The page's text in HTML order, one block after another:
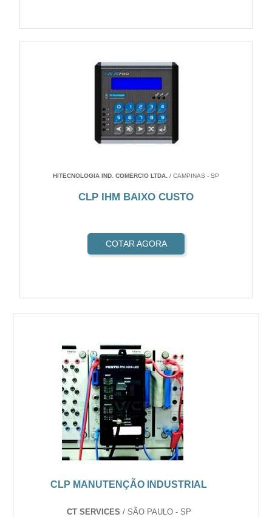
HITECNOLOGIA IND. COMERCIO LTDA. / CAMPINAS - SP
CLP IHM BAIXO CUSTO
COTAR AGORA
CLP MANUTENÇÃO INDUSTRIAL
CT SERVICES / SÃO PAULO - SP